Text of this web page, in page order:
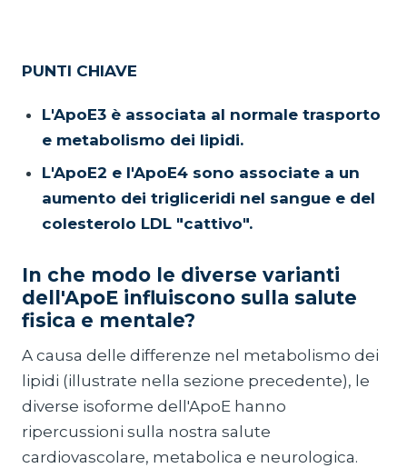
PUNTI CHIAVE
L'ApoE3 è associata al normale trasporto
e metabolismo dei lipidi.
L'ApoE2 e l'ApoE4 sono associate a un
aumento dei trigliceridi nel sangue e del
colesterolo LDL "cattivo".
In che modo le diverse varianti
dell'ApoE influiscono sulla salute
fisica e mentale?
A causa delle differenze nel metabolismo dei
lipidi (illustrate nella sezione precedente), le
diverse isoforme dell'ApoE hanno
ripercussioni sulla nostra salute
cardiovascolare, metabolica e neurologica.